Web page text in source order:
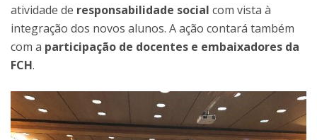
atividade de responsabilidade social com vista à
integração dos novos alunos. A ação contará também
com a participação de docentes e embaixadores da
FCH.